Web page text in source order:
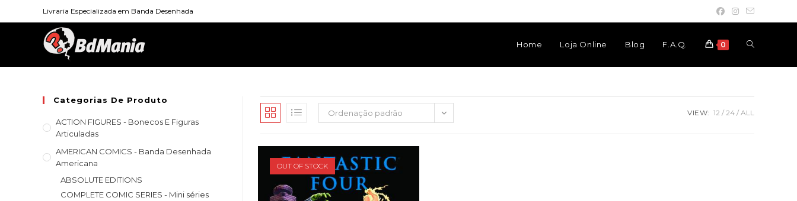
Livraria Especializada em Banda Desenhada
Home Loja Online Blog F.A.Q. 0 Toggle
Categorias De Produto
ACTION FIGURES - Bonecos E Figuras
Articuladas
AMERICAN COMICS - Banda Desenhada
Americana
ABSOLUTE EDITIONS
COMPLETE COMIC SERIES - Mini séries
Ordenação padrão VIEW: 12 24 ALL
OUT OF STOCK